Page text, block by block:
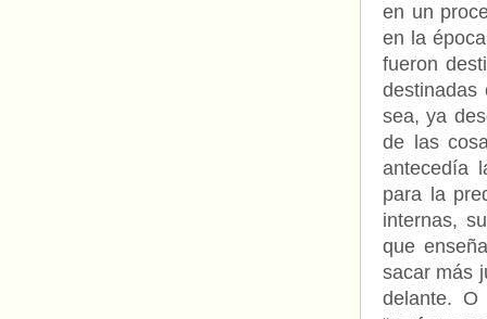
en un
en la
fueron
sea, ya
de las
antecedía
para la
internas,
que
sacar más
delante.